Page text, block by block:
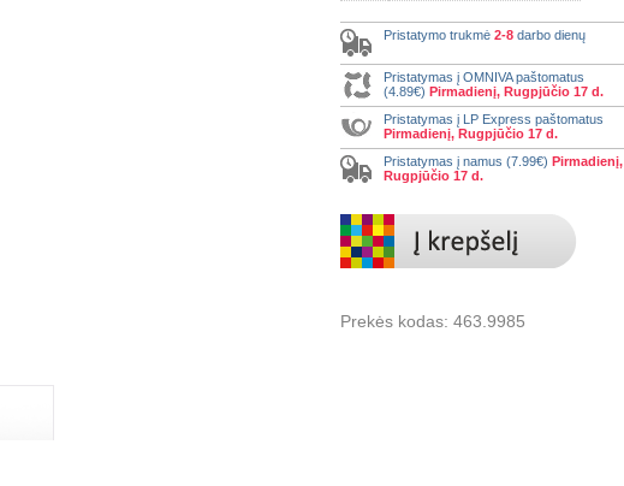
Pristatymo trukmė 2-8darbo dienų
Pristatymas į OMNIVA paštomatus
(4.89€) Pirmadienį, Rugpjūčio 17 d.
Pristatymas į LP Express paštomatus
Pirmadienį, Rugpjūčio 17 d.
Pristatymas į namus (7.99€) Pirmadienį,
Rugpjūčio 17 d.
Prekės kodas: 463.9985